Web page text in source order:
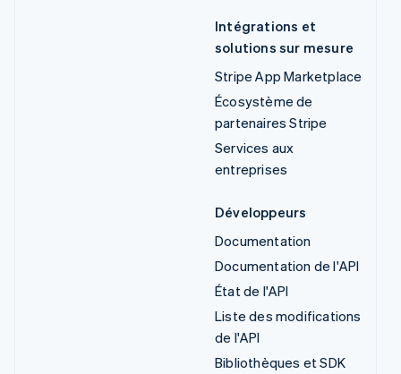
Intégrations et
solutions sur mesure
Stripe App Marketplace
Écosystème de
partenaires Stripe
Services aux
entreprises
Développeurs
Documentation
Documentation de l'API
État de l'API
Liste des modifications
de l'API
Bibliothèques et SDK